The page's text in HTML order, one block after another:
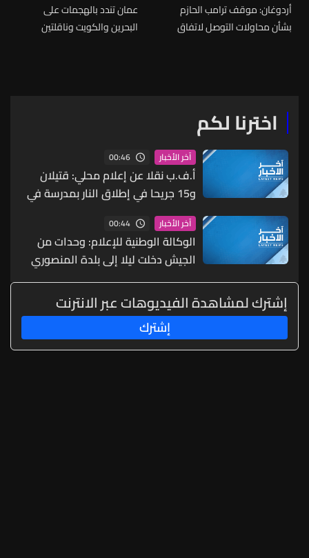
أردوغان: موقف ترامب الحازم
بشأن محاولات التوصل لاتفاق
عمان تندد بالهجمات على
البحرين والكويت وناقلتين
اخترنا لكم
آخر الأخبار 00:46
أ.ف.ب نقلا عن إعلام محلي: قتيلان
و15 جريحا في إطلاق النار بمدرسة في
تايلاند
آخر الأخبار 00:44
الوكالة الوطنية للإعلام: وحدات من
الجيش دخلت ليلا إلى بلدة المنصوري
في قضاء صور وباشرت بفتح الطرق
التي أُقفلت نتيجة الغارات الإسرائيلية
الأخيرة والعمل على تأمين عودة
الأهالي الذين نزحوا بفعل العدوان
إشترك لمشاهدة الفيديوهات عبر الانترنت
إشترك